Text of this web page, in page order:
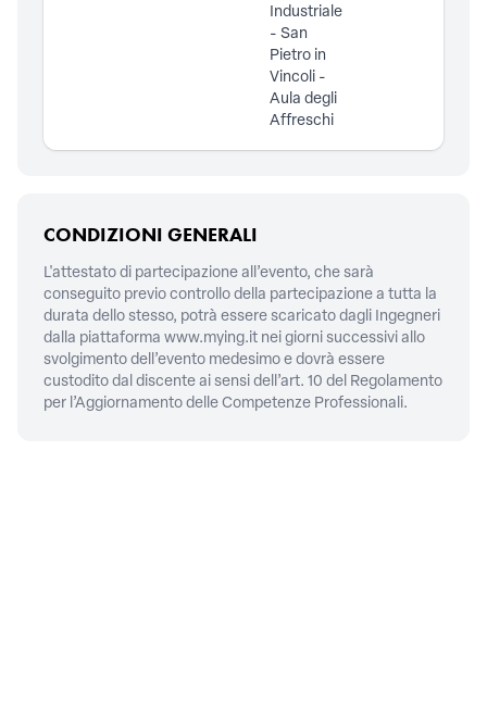
Industriale
- San
Pietro in
Vincoli -
Aula degli
Affreschi
CONDIZIONI GENERALI
L'attestato di partecipazione all’evento, che sarà
conseguito previo controllo della partecipazione a tutta la
durata dello stesso, potrà essere scaricato dagli Ingegneri
dalla piattaforma www.mying.it nei giorni successivi allo
svolgimento dell’evento medesimo e dovrà essere
custodito dal discente ai sensi dell’art. 10 del Regolamento
per l’Aggiornamento delle Competenze Professionali.